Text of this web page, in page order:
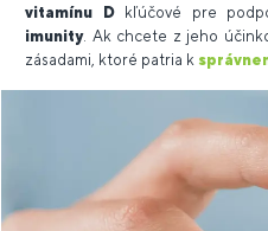
vitamínu D
kľúčové pre
imunity. Ak chcete z jeho
zásadami, ktoré patria k